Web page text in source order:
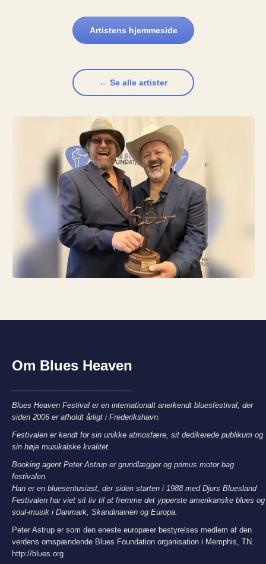
Artistens hjemmeside
← Se alle artister
Om Blues Heaven
Blues Heaven Festival er en internationalt anerkendt bluesfestival, der
siden 2006 er afholdt årligt i Frederikshavn.
Festivalen er kendt for sin unikke atmosfære, sit dedikerede publikum og
sin høje musikalske kvalitet.
Booking agent Peter Astrup er grundlægger og primus motor bag
festivalen.
Han er en bluesentusiast, der siden starten i 1988 med Djurs Bluesland
Festivalen har viet sit liv til at fremme det ypperste amerikanske blues og
soul-musik i Danmark, Skandinavien og Europa.
Peter Astrup er som den eneste europæer bestyrelses medlem af den
verdens omspændende Blues Foundation organisation i Memphis, TN.
http://blues.org